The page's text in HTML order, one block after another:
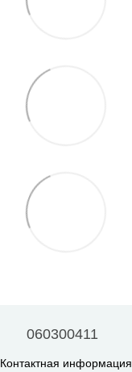
060300411
Контактная информация